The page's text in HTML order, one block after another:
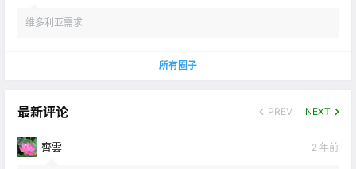
维多利亚需求
所有圈子
最新评论 PREV NEXT
齊雲 2 年前